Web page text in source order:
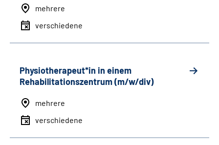
mehrere
verschiedene
Physiotherapeut*in in einem
Rehabilitationszentrum (m/w/div)
mehrere
verschiedene